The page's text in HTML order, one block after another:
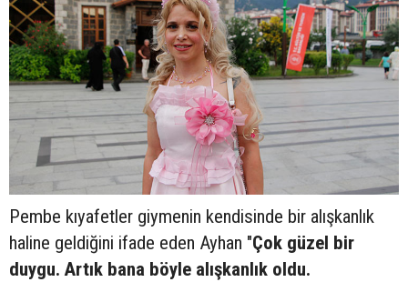
Pembe kıyafetler giymenin kendisinde bir alışkanlık
haline geldiğini ifade eden Ayhan "Çok güzel bir
duygu. Artık bana böyle alışkanlık oldu.